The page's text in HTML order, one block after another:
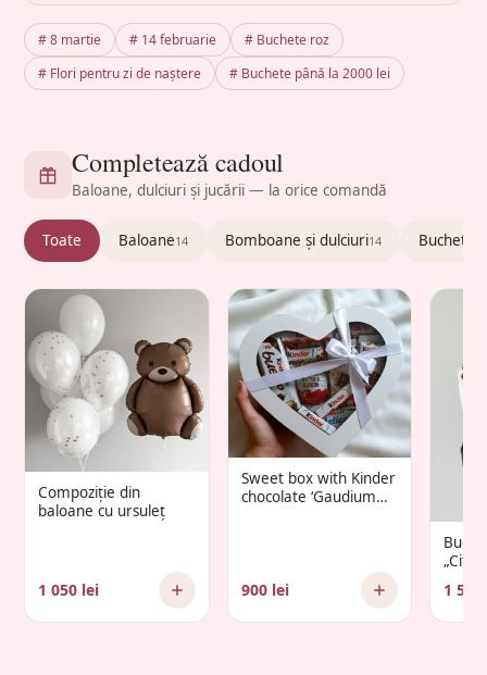
# 8 martie # 14 februarie
# Buchete roz
# Flori pentru zi de naștere
# Buchete până la 2000 lei
Completează cadoul
Baloane, dulciuri și jucării — la orice comandă
Toate Baloane14 Bomboane și dulciuri14 Buchete
Compoziție din
baloane cu ursuleț
1 050 lei
Sweet box with Kinder
chocolate ‘Gaudium
900 lei 1